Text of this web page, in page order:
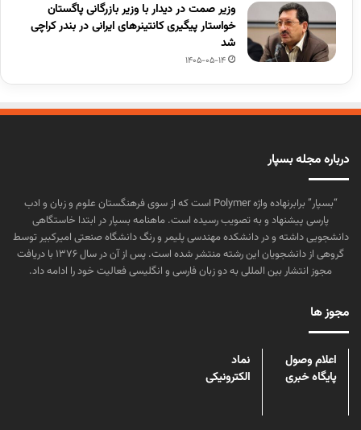
وزیر صمت در دیدار با وزیر بازرگانی پاگستان
خواستار پیگیری کانتینرهای ایرانی در بندر کراچی
شد
1405-05-14
درباره مجله بسپار
“بسپار” برابرنهاده واژه Polymer است که از سوی فرهنگستان علوم و زبان و ادب
پارسی پیشنهاد و به تصویب رسیده است. ماهنامه بسپار در ابتدا خاستگاهی
دانشجویی داشته و در دانشکده مهندسی پلیمر و رنگ دانشگاه صنعتی امیرکبیر توسط
گروهی از دانشجویان این رشته منتشر شده است. پس از آن در سال ۱۳۷۶ با دریافت
مجوز انتشار بین المللی به دو زبان فارسی و انگلیسی فعالیت خود را ادامه داد.
مجوز ها
اعلام وصول
پایگاه خبری
نماد
الکترونیکی